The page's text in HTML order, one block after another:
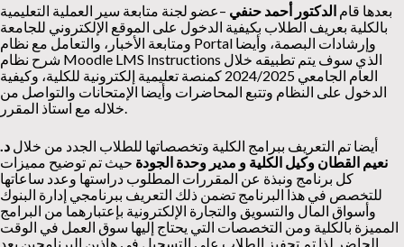
بعدها قام الدكتور أحمد حنفي –عضو لجنة متابعة سير العملية التعليمية
بالكلية بعريف الطلاب بكيفية الدخول على الموقع الإلكتروني للجامعة
ومتابعة الأخبار، والتعامل مع نظام Portal وإرشادات البصمة، وأيضا
شرح نظام Moodle LMS Instructions الذي سوف يتم تطبيقه خلال
العام الجامعي 2024/2025 كمنصة تعليمية إلكترونية للكلية، وكيفية
الدخول على النظام وتتبع المحاضرات وأيضا الإمتحانات والتواصل من
أيضا تم التعريف ببرامج الكلية وتخصصاتها للطلاب الجدد من خلال د.
نعيم القطان وكيل الكلية و مدير وحدة الجودة حيث تم توضيح مميزات
كل برنامج ونبذة عن المقررات المطلوب دراستها وعدد ساعاتها
للتخصص في هذا البرنامج تضمن ذلك التعريف ببرنامجي إدارة البنوك
وأسواق المال والتسويق والتجارة الإلكترونية بإعتبارهما من البرامج
المميزة بالكلية ومن التخصصات التي يحتاج إليها سوق العمل في الوقت
الحاضر لذا تم تحفيز الطلاب علي التسجيل في هاذين البرنامجين بعد